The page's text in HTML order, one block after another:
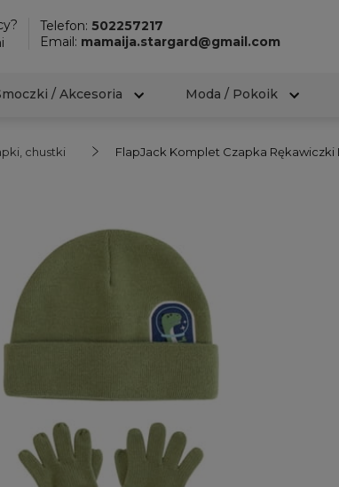
Telefon:502257217
Email: mamaija.stargard@gmail.com
/ Akcesoria Moda / Pokoik
chustki FlapJack Komplet Czapka Rękawiczki